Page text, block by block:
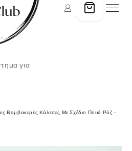
για
Βαμβακερές Κάλτσες Με Σχέδιο Πουά Ρόζ –